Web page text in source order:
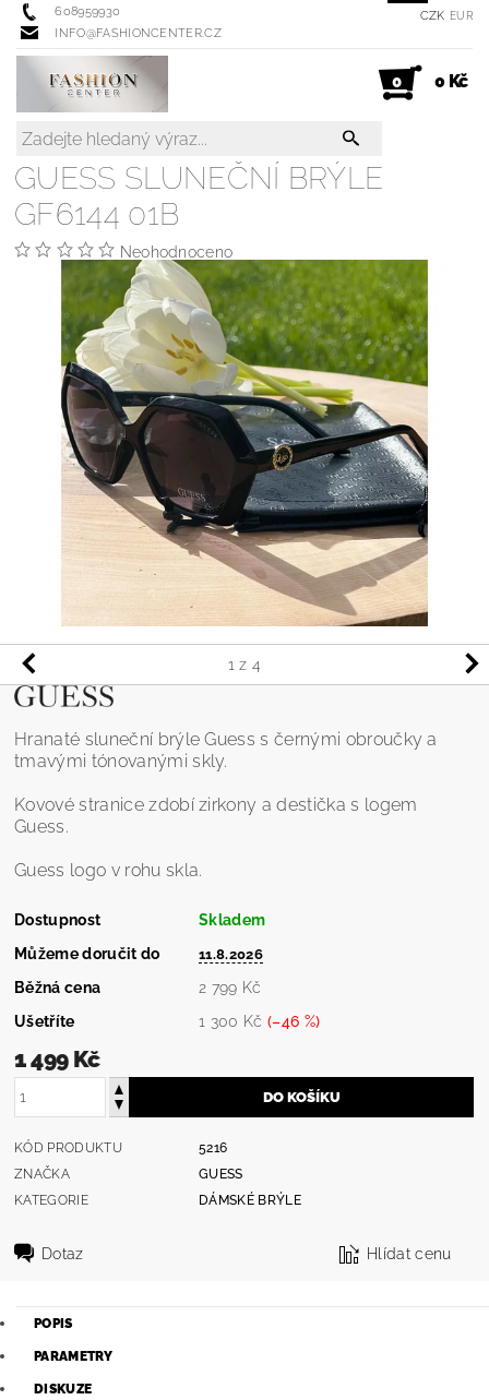
608959930
INFO@FASHIONCENTER.CZ
CZK EUR
0 0 Kč
1 z 4
GUESS SLUNEČNÍ BRÝLE
GF6144 01B
Neohodnoceno
Hranaté sluneční brýle Guess s černými obroučky a
tmavými tónovanými skly.
Kovové stranice zdobí zirkony a destička s logem
Guess.
Guess logo v rohu skla.
Dostupnost
Skladem
Můžeme doručit do
11.8.2026
Běžná cena
2 799 Kč
Ušetříte
1 300 Kč (–46 %)
1 499 Kč
KÓD PRODUKTU
5216
ZNAČKA
GUESS
KATEGORIE
DÁMSKÉ BRÝLE
Dotaz Hlídat cenu
POPIS
PARAMETRY
DISKUZE